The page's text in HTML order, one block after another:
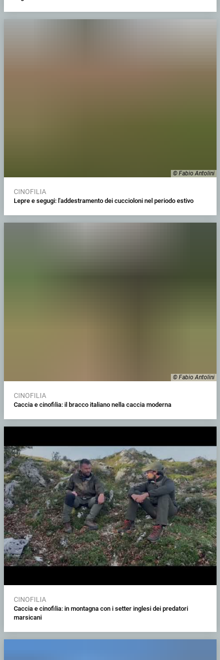
© Fabio Antolini
CINOFILIA
Lepre e segugi: l'addestramento dei cuccioloni nel periodo estivo
© Fabio Antolini
CINOFILIA
Caccia e cinofilia: il bracco italiano nella caccia moderna
CINOFILIA
Caccia e cinofilia: in montagna con i setter inglesi dei predatori
marsicani